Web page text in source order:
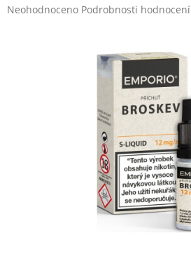
Průměrné
Neohodnoceno Podrobnosti hodnocení